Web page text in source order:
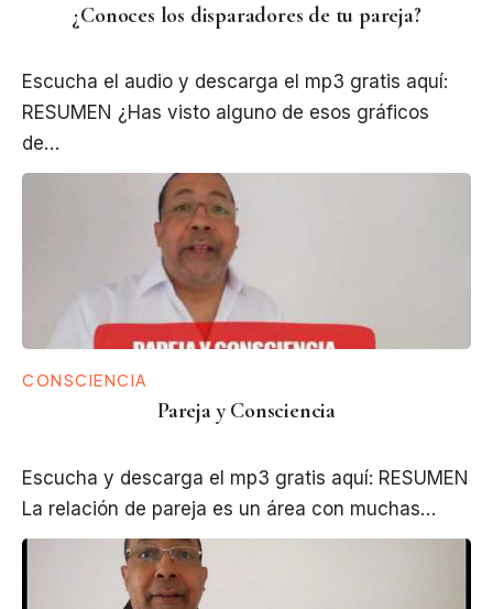
¿Conoces los disparadores de tu pareja?
Escucha el audio y descarga el mp3 gratis aquí:
RESUMEN ¿Has visto alguno de esos gráficos
de…
CONSCIENCIA
Pareja y Consciencia
Escucha y descarga el mp3 gratis aquí: RESUMEN
La relación de pareja es un área con muchas…